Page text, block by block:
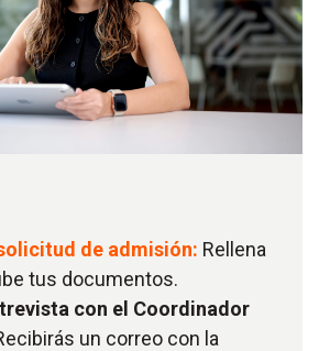
de admisión: Rellena
tus documentos.
con el Coordinador
un correo con la